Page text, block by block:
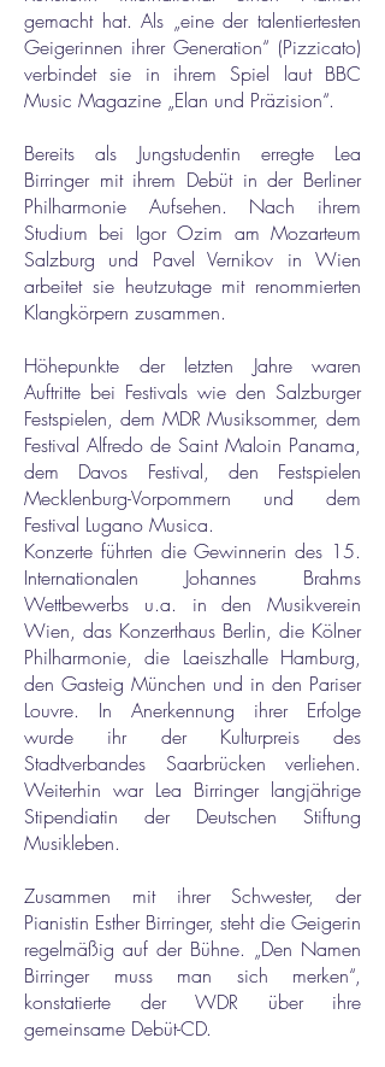
gemacht hat. Als „eine der talentiertesten
Geigerinnen ihrer Generation“ (Pizzicato)
verbindet sie in ihrem Spiel laut BBC
Music Magazine „Elan und Präzision“.
Bereits als Jungstudentin erregte Lea
Birringer mit ihrem Debüt in der Berliner
Philharmonie Aufsehen. Nach ihrem
Studium bei Igor Ozim am Mozarteum
Salzburg und Pavel Vernikov in Wien
arbeitet sie heutzutage mit renommierten
Klangkörpern zusammen.
Höhepunkte der letzten Jahre waren
Auftritte bei Festivals wie den Salzburger
Festspielen, dem MDR Musiksommer, dem
Festival Alfredo de Saint Maloin Panama,
dem Davos Festival, den Festspielen
Mecklenburg-Vorpommern und dem
Festival Lugano Musica.
Konzerte führten die Gewinnerin des 15.
Internationalen Johannes Brahms
Wettbewerbs u.a. in den Musikverein
Wien, das Konzerthaus Berlin, die Kölner
Philharmonie, die Laeiszhalle Hamburg,
den Gasteig München und in den Pariser
Louvre. In Anerkennung ihrer Erfolge
wurde ihr der Kulturpreis des
Stadtverbandes Saarbrücken verliehen.
Weiterhin war Lea Birringer langjährige
Stipendiatin der Deutschen Stiftung
Musikleben.
Zusammen mit ihrer Schwester, der
Pianistin Esther Birringer, steht die Geigerin
regelmäßig auf der Bühne. „Den Namen
Birringer muss man sich merken“,
konstatierte der WDR über ihre
gemeinsame Debüt-CD.